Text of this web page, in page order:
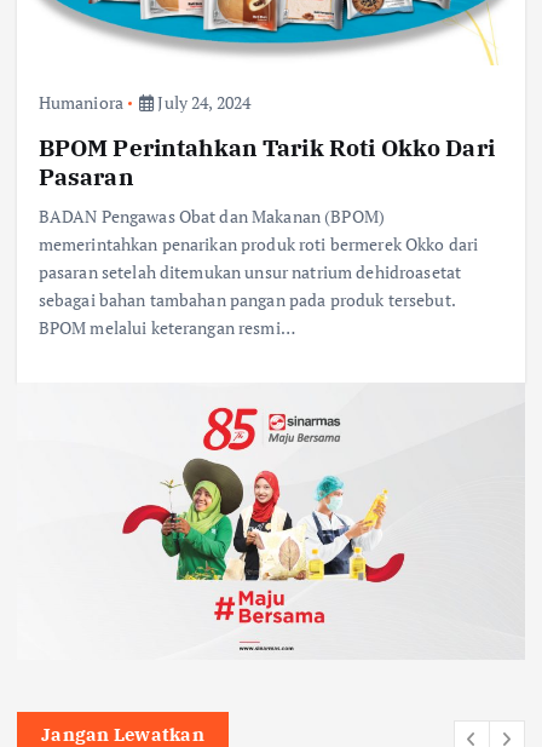
Humaniora July 24, 2024
BPOM Perintahkan Tarik Roti Okko Dari
Pasaran
BADAN Pengawas Obat dan Makanan (BPOM)
memerintahkan penarikan produk roti bermerek Okko dari
pasaran setelah ditemukan unsur natrium dehidroasetat
sebagai bahan tambahan pangan pada produk tersebut.
BPOM melalui keterangan resmi…
Jangan Lewatkan